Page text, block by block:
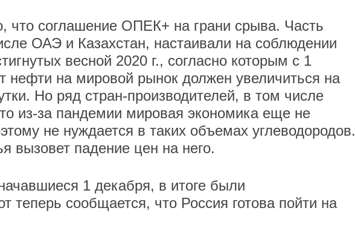
что соглашение ОПЕК+ на грани срыва. Часть
ОАЭ и Казахстан, настаивали на соблюдении
весной 2020 г., согласно которым с 1
нефти на мировой рынок должен увеличиться на
Но ряд стран-производителей, в том числе
из-за пандемии мировая экономика еще не
не нуждается в таких объемах углеводородов.
вызовет падение цен на него.
1 декабря, в итоге были
теперь сообщается, что Россия готова пойти на